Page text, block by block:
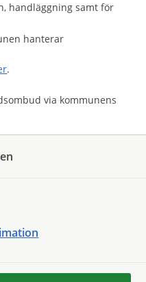
handläggning samt för
hanterar
.
via kommunens